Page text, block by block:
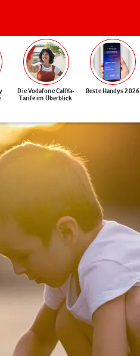
Die Vodafone CallYa-
Tarife im Überblick
Beste Handys 2026